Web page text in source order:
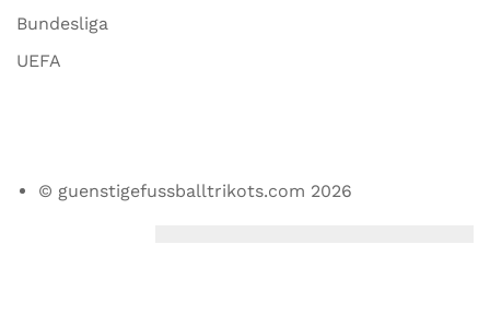
Bundesliga
UEFA
© guenstigefussballtrikots.com 2026